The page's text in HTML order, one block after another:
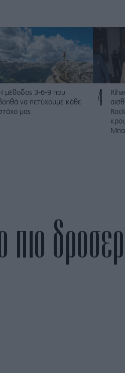
μέθοδος 3-6-9 που
να πετύχουμε κάθε
μας
4